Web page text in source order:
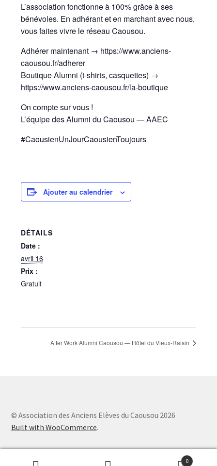
L’association fonctionne à 100% grâce à ses
bénévoles. En adhérant et en marchant avec nous,
vous faites vivre le réseau Caousou.
Adhérer maintenant → https://www.anciens-
caousou.fr/adherer
Boutique Alumni (t-shirts, casquettes) →
https://www.anciens-caousou.fr/la-boutique
On compte sur vous !
L’équipe des Alumni du Caousou — AAEC
#CaousienUnJourCaousienToujours
Ajouter au calendrier
DÉTAILS
Date :
avril 16
Prix :
Gratuit
After Work Alumni Caousou — Hôtel du Vieux-Raisin
© Association des Anciens Elèves du Caousou 2026
Built with WooCommerce.
0